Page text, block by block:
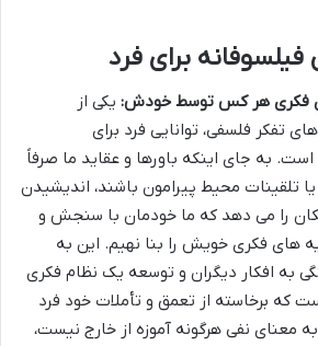
برای فرد
فکری هر کس توسط خودش: یکی از
تفکر فلسفی، توانایی فرد برای
به جای اینکه باورها و عقاید ما صرفاً
تلقینات محیط پیرامون باشند، اندیشیدن
را می دهد که ما خودمان با سنجش و
های فکری خویش را بنا نهیم. این به
به افکار دیگران و توسعه یک نظام فکری
برخاسته از تعمق و تأملات خود فرد
معنای نفی هرگونه آموزه از خارج نیست،